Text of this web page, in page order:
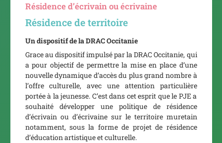
Résidence d’écrivain ou écrivaine
Résidence de territoire
Un dispositif de la DRAC Occitanie
Grace au dispositif impulsé par la DRAC Occitanie, qui
a pour objectif de permettre la mise en place d’une
nouvelle dynamique d’accès du plus grand nombre à
l’offre culturelle, avec une attention particulière
portée à la jeunesse. C’est dans cet esprit que le PJE a
souhaité développer une politique de résidence
d’écrivain ou d’écrivaine sur le territoire muretain
notamment, sous la forme de projet de résidence
d’éducation artistique et culturelle.